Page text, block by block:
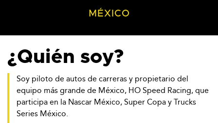
MÉXICO
¿Quién soy?
Soy piloto de autos de carreras y propietario del
equipo más grande de México, HO Speed Racing, que
participa en la Nascar México, Super Copa y Trucks
Series México.